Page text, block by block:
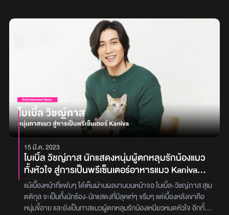
ปีจบลงแล้วเจษ เล่าให้ฟังว่า เป็นธรรมดาของชีวิตคู่ที่เหมือนกับคนทั่ว ๆ
ไป มีทั้งความสุขและปัญหาปนกันไป แก้กันไป แต่ในบางปัญหาถึงจะ
พยายามแก้ไขหรือปรับตัวให้เข้ากันแล้ว แต่ถึงจุดที่ถ้าปรับเกินกว่านี้ก็จะ
เป็นการเอาเปรียบอีกฝ่ายมากเกินไป จึงตกลงกันด้วยดีที่จะยุติความรัก
ครั้งนี้“เป็นไปตามข่าวลือเรื่องเลิกกันมาสักพัก เราพยายามจะปรับ
เข้าหากันแล้ว แต่ถึงจุดที่ถ้าปรับเกินกว่านี้จะเป็นการเอาเปรียบอีกฝ่าย
เราตกลงกันด้วยดี ไม่ได้ทะเลาะกัน ส่วนสาเหตุมันเหมือนความสัมพันธ์
ทุกคู่ที่มันมีความสุขและมีเรื่องที่มันต่างกัน เราก็พยายามปรับเข้าหากัน
ทั้งสองคนก็พยายามเต็มที่จะอยู่ด้วยกันให้ได้ ซึ่งเราก็เต็มที่แล้วทั้งสอง
คน ปัญหามันมีมายาวนานแล้วไม่ใช่เพิ่งเกิดปัญหาแล้วปล่อยมือ สุดท้าย
เราก็คุยกันตกลงกันด้วยดี”“เสียดายเหมือนกันที่เราไปต่อด้วยกันไม่ได้
แต่ก็มีสิ่งดี ๆ ที่เราเคยทำร่วมกันมา ตอนนี้ยังหวังดีกับเขามาก ๆ และยัง
รักเขาอยู่ สำหรับผมเขาเป็นคนดีและเป็นคนที่หวังดีกับผมมาก ๆ
ขอบคุณทุกคนที่เป็นห่วงและขอโทษอีกครั้งที่ทำให้ผิดหวัง”ส่วนกระแส
เรื่องมือที่สามที่ชาวเน็ตหลายคนพยายามเชื่อมโยงรูปคู่กับ ปราง กัญ
ญ์ณรัณ นั้น เจษ บอกว่าไม่เกี่ยวกับความสนิทสนมกับ ปราง แต่อย่างใด
ส่วนภาพและคลิปร้องเพลงที่เห็น เป็นส่วนหนึ่งของชิ้นงานโปรโมทละคร
เรื่องใหม่ ‘บุหงาส่าหรี’ ทางช่องวัน ที่ เจษ และ ปราง เป็นนักแสดงนำ
15 มี.ค. 2023
ไบเบิ้ล วิชญ์ภาส นักแสดงหนุ่มผู้ตกหลุมรักน้องแมว
ทั้งหัวใจ สู่การเป็นพรีเซ็นเตอร์อาหารแมว Kaniva
ถูกใจคน..รู้ใจแมว
แม้เบื้องหน้าที่แฟนๆ ได้เห็นผ่านผลงานบนหน้าจอ ไบเบิ้ล-วิชญ์ภาส สุเม
ตติกุล จะเป็นทั้งนักร้อง-นักแสดงที่มีลุคเท่ๆ ขรึมๆ แต่เบื้องหลังเขาคือ
หนุ่มขี้อาย และยังเป็นทาสแมวผู้ตกหลุมรักน้องเหมียวหมดหัวใจ อีกทั้ง